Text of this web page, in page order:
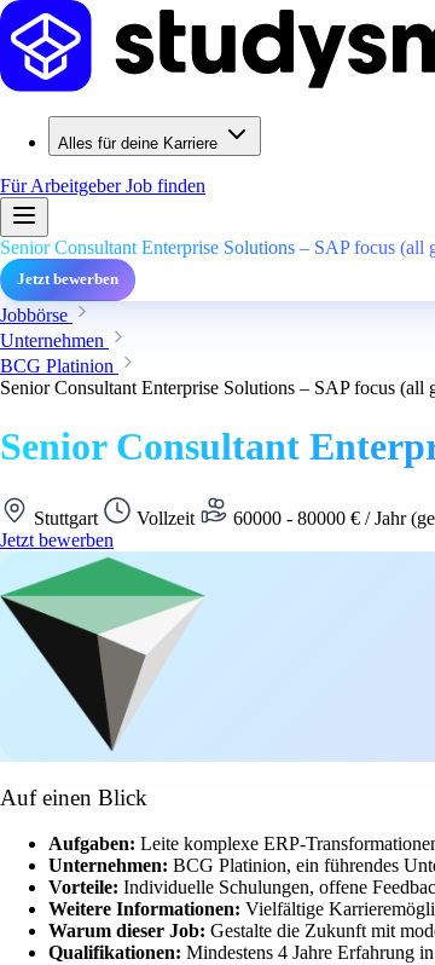
Alles für deine Karriere
Für ArbeitgeberJob finden
Senior Consultant Enterprise Solutions – SAP focus (all
Jetzt bewerben
Jobbörse
Unternehmen
BCG Platinion
Senior Consultant Enterprise Solutions – SAP focus (all
Senior Consultant
Stuttgart Vollzeit 60000 - 80000 € / Jahr
Jetzt bewerben
Auf einen Blick
Aufgaben: Leite komplexe ERP-
Unternehmen: BCG Platinion, ein führendes
Vorteile: Individuelle Schulungen, offene
Weitere Informationen: Vielfältige
Warum dieser Job: Gestalte die Zukunft mit
Qualifikationen: Mindestens 4 Jahre Erfahrung